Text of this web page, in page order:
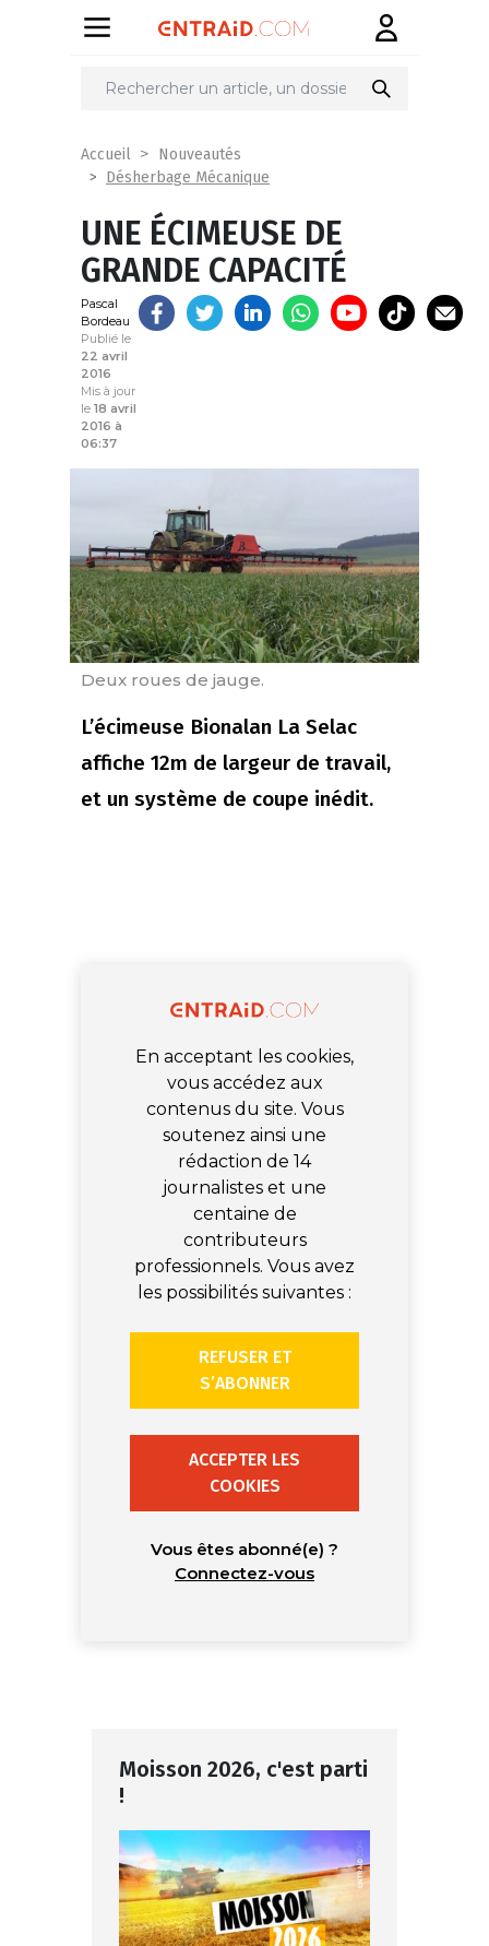
Partager
Accueil
Nouveautés
Désherbage Mécanique
UNE ÉCIMEUSE DE
GRANDE CAPACITÉ
Pascal
Bordeau
Publié le
22 avril
2016
Mis à jour
le 18 avril
2016 à
06:37
Deux roues de jauge.
L’écimeuse Bionalan La Selac
affiche 12m de largeur de travail,
et un système de coupe inédit.
En acceptant les cookies,
vous accédez aux
contenus du site. Vous
soutenez ainsi une
rédaction de 14
journalistes et une
centaine de
contributeurs
professionnels. Vous avez
les possibilités suivantes :
REFUSER ET
S’ABONNER
ACCEPTER LES
COOKIES
Vous êtes abonné(e) ?
Connectez-vous
Moisson 2026, c'est parti
!